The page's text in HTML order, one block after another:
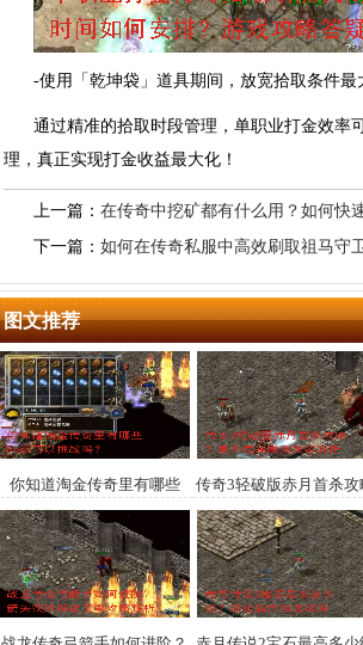
-使用「乾坤袋」道具期间，放宽拾取条件最
通过精准的拾取时段管理，单职业打金效率
理，真正实现打金收益最大化！
上一篇： 在传奇中挖矿都有什么用？如何快
下一篇： 如何在传奇私服中高效刷取祖马守
图文推荐
你知道淘金传奇里有哪些
boss可以挑战吗？
传奇3轻破版赤月首杀攻
高手速来围观独家解